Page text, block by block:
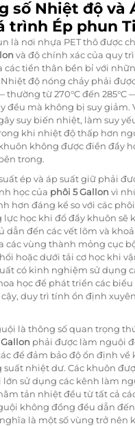
số Nhiệt độ và
trình Ép phun
là nơi nhựa PET thô được
và độ chính xác của quy
các tiền thân bền bỉ với
độ nóng chảy phải
thường từ 270°C đến 285°C
đều mà không bị suy giảm.
suy biến nhiệt, làm suy
khi nhiệt độ thấp hơn
không được điền đầy
trong.
ép và áp suất giữ phải
học của phôi 5 Gallon vì
hơn đáng kể so với các
học khi đổ đầy khuôn sẽ
dẫn đến các vết lõm và
các vùng thành mỏng cục
hoặc dưới tải cơ học khi
có kinh nghiệm sử dụng
học để phát triển các biểu
duy trì tính ổn định
là thông số quan trọng
phải được làm nguội
để đảm bảo độ ổn định về
suất nhiệt dư. Các khuôn
lớn sử dụng các kênh làm
tản nhiệt đều từ tất cả
không đồng đều dẫn
là một số vùng trở nên